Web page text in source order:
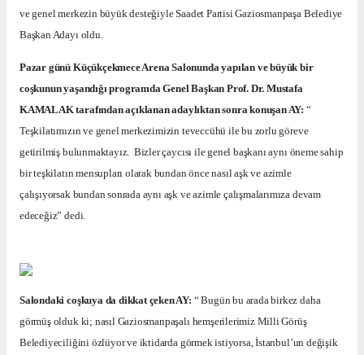
ve genel merkezin büyük desteğiyle Saadet Partisi Gaziosmanpaşa Belediye
Başkan Adayı oldu.
Pazar günü Küçükçekmece Arena Salonunda yapılan ve büyük bir
coşkunun yaşandığı programda Genel Başkan Prof. Dr. Mustafa
KAMALAK tarafından açıklanan adaylıktan sonra konuşan AY: “
Teşkilatımızın ve genel merkezimizin teveccühü ile bu zorlu göreve
getirilmiş bulunmaktayız. Bizler çaycısı ile genel başkanı aynı öneme sahip
bir teşkilatın mensupları olarak bundan önce nasıl aşk ve azimle
çalışıyorsak bundan sonrada aynı aşk ve azimle çalışmalarımıza devam
edeceğiz” dedi.
Salondaki coşkuya da dikkat çeken AY: “ Bugün bu arada birkez daha
görmüş olduk ki; nasıl Gaziosmanpaşalı hemşerilerimiz Milli Görüş
Belediyeciliğini özlüyor ve iktidarda görmek istiyorsa, İstanbul’un değişik